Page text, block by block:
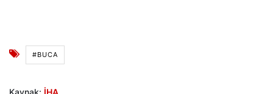
#BUCA